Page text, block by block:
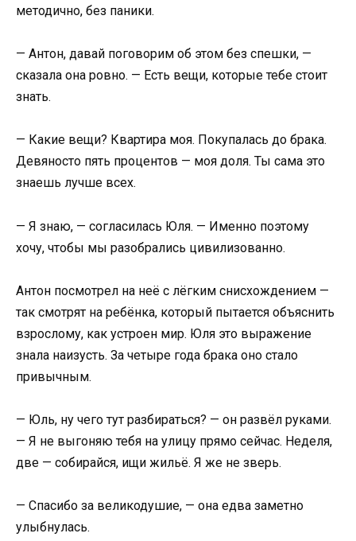
методично, без паники.
— Антон, давай поговорим об этом без спешки, —
сказала она ровно. — Есть вещи, которые тебе стоит
знать.
— Какие вещи? Квартира моя. Покупалась до брака.
Девяносто пять процентов — моя доля. Ты сама это
знаешь лучше всех.
— Я знаю, — согласилась Юля. — Именно поэтому
хочу, чтобы мы разобрались цивилизованно.
Антон посмотрел на неё с лёгким снисхождением —
так смотрят на ребёнка, который пытается объяснить
взрослому, как устроен мир. Юля это выражение
знала наизусть. За четыре года брака оно стало
привычным.
— Юль, ну чего тут разбираться? — он развёл руками.
— Я не выгоняю тебя на улицу прямо сейчас. Неделя,
две — собирайся, ищи жильё. Я же не зверь.
— Спасибо за великодушие, — она едва заметно
улыбнулась.